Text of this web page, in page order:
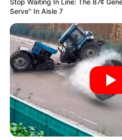
Stop Waiting In Line: The 87¢
Serve" In Aisle 7